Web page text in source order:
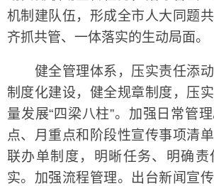
机制建队伍，形成全市人大同题共
齐抓共管、一体落实的生动局面。
健全管理体系，压实责任添动
制度化建设，健全规章制度，压
量发展“四梁八柱”。加强日常管
点、月重点和阶段性宣传事项清
联办单制度，明晰任务、明确
实。加强流程管理。出台新闻宣传